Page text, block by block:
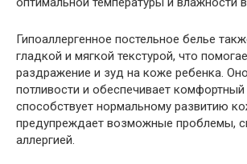
Гипоаллергенное постельное белье
гладкой и мягкой текстурой, что
раздражение и зуд на коже ребенка.
потливости и обеспечивает комфортный
способствует нормальному развитию
предупреждает возможные проблемы,
аллергией.